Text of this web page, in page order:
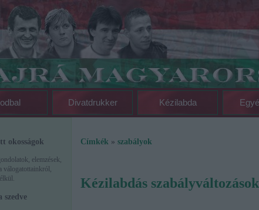
Divatdrukker Kézilabda
okosságok
elemzések,
válogatottainkról,
szedve
Címkék » szabályok
Kézilabdás szabályváltozások